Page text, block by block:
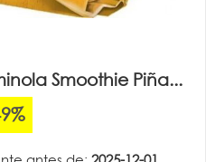
Smoothie Piña...